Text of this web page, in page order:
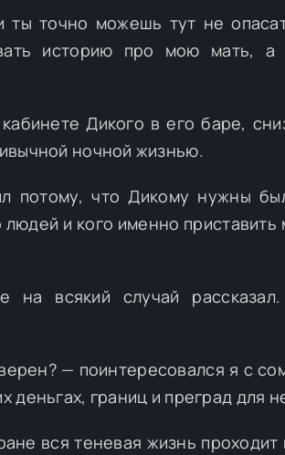
ты точно можешь тут не
историю про мою мать,
Дикого в его баре,
ночной жизнью.
потому, что Дикому нужны
людей и кого именно
на всякий случай
— поинтересовался я с
деньгах, границ и преград для
вся теневая жизнь проходит